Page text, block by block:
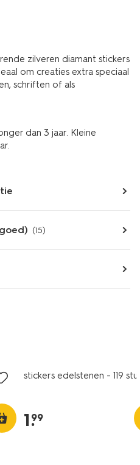
zilveren diamant stickers
om creaties extra speciaal
schriften of als
dan 3 jaar. Kleine
(15)
-
stickers edelstenen - 119
1.
99